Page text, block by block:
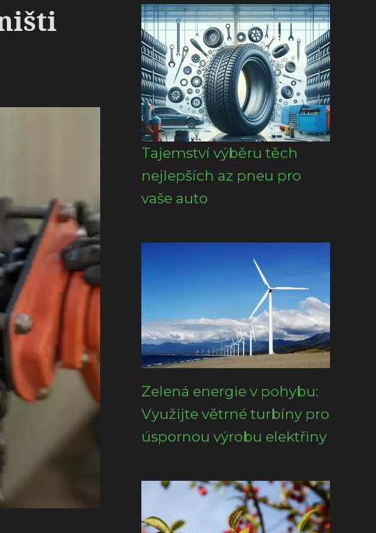
Tajemství výběru těch
nejlepších az pneu pro
vaše auto
Zelená energie v pohybu:
Využijte větrné turbíny pro
úspornou výrobu elektřiny